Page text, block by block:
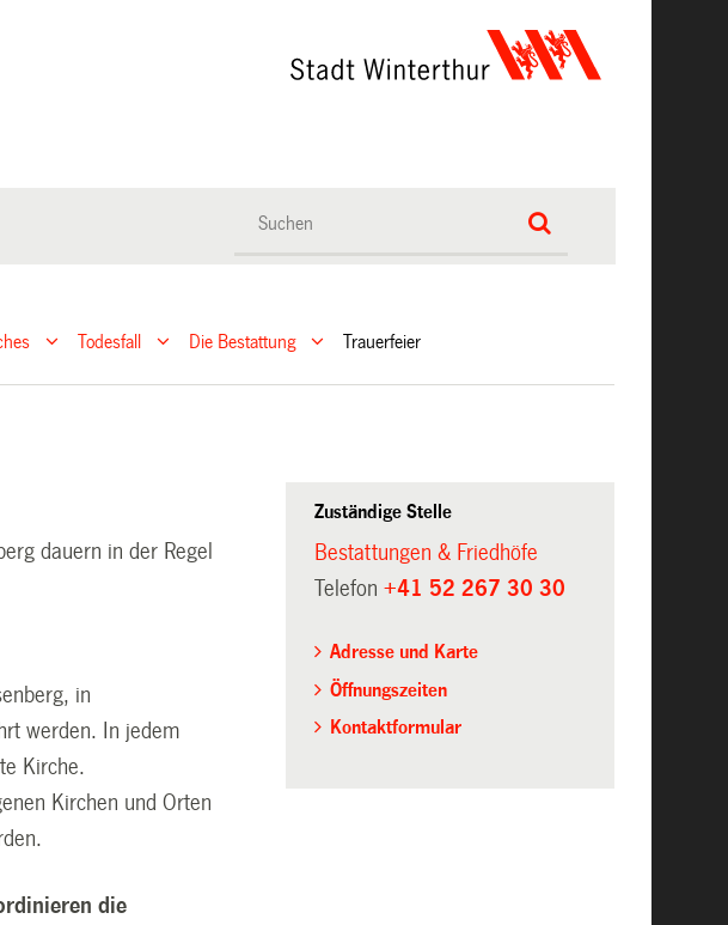
Todesfall Die Bestattung Trauerfeier
dauern in der Regel
in
werden. In jedem
Kirche.
Kirchen und Orten
die
Zuständige Stelle
Bestattungen & Friedhöfe
Telefon +41 52 267 30 30
Adresse und Karte
Öffnungszeiten
Kontaktformular